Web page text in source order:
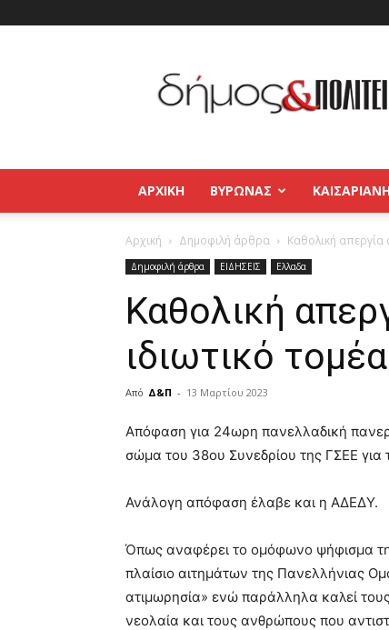
και
Πολιτεία
Βύρωνας
–
Παγκράτι
ΑΡΧΙΚΉ ΒΥΡΩΝΑΣ
Αρχική Δημοφιλή άρθρα Καθολική απεργία
Δημοφιλή άρθρα ΕΙΔΗΣΕΙΣ Ελλαδα
Καθολική
ιδιωτικό
Από Δ&Π - 13 Μαρτίου 2023
blonde
lesbians
very
cam
brandi
lyons
teaches
you
Απόφαση για 24ωρη πανελλαδική
σώμα του 38ου Συνεδρίου της ΓΣΕΕ
Ανάλογη απόφαση έλαβε και η ΑΔΕΔΥ.
Όπως αναφέρει το ομόφωνο ψήφισμα
πλαίσιο αιτημάτων της Πανελλήνιας
ατιμωρησία» ενώ παράλληλα καλεί
νεολαία και τους ανθρώπους που